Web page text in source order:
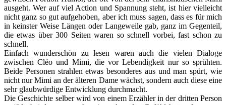
ausgeht. Wer auf viel Action und Spannung steht, ist hier vielleicht
nicht ganz so gut aufgehoben, aber ich muss sagen, dass es für mich
in keinster Weise Längen oder Langeweile gab, ganz im Gegenteil,
die etwas über 300 Seiten waren so schnell vorbei, fast schon zu
schnell.
Einfach wunderschön zu lesen waren auch die vielen Dialoge
zwischen Cléo und Mimi, die vor Lebendigkeit nur so sprühten.
Beide Personen strahlen etwas besonderes aus und man spürt, wie
nicht nur Mimi an der älteren Dame wächst, sondern auch diese eine
sehr glaubwürdige Entwicklung durchmacht.
Die Geschichte selber wird von einem Erzähler in der dritten Person